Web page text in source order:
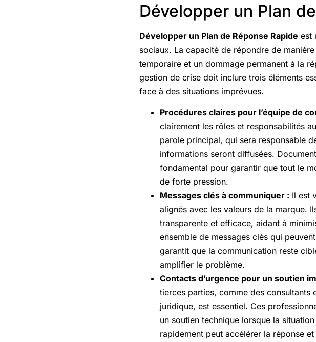
Développer un Plan
Développer un Plan de Réponse Rapide est
sociaux. La capacité de répondre de
temporaire et un dommage permanent à la
gestion de crise doit inclure trois éléments
face à des situations imprévues.
Procédures claires pour l’équipe de
clairement les rôles et responsabilités
parole principal, qui sera responsable
informations seront diffusées.
fondamental pour garantir que tout le
de forte pression.
Messages clés à communiquer : Il est
alignés avec les valeurs de la marque.
transparente et efficace, aidant à
ensemble de messages clés qui
garantit que la communication reste
amplifier le problème.
Contacts d’urgence pour un soutien
tierces parties, comme des consultants
juridique, est essentiel. Ces
un soutien technique lorsque la
rapidement peut accélérer la réponse